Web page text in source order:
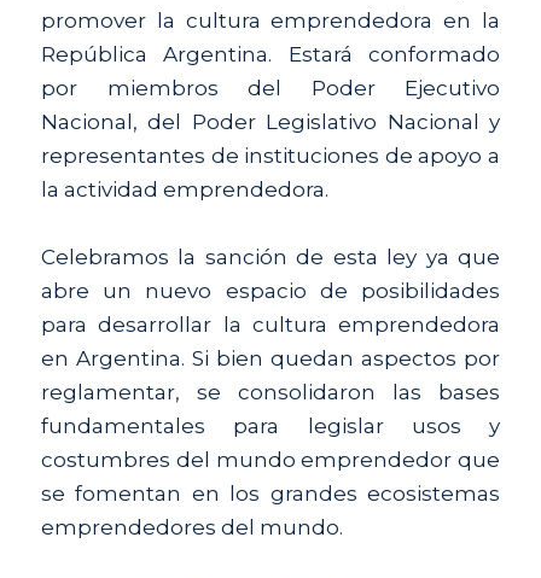
promover la cultura emprendedora en la
República Argentina. Estará conformado
por miembros del Poder Ejecutivo
Nacional, del Poder Legislativo Nacional y
representantes de instituciones de apoyo a
la actividad emprendedora.
Celebramos la sanción de esta ley ya que
abre un nuevo espacio de posibilidades
para desarrollar la cultura emprendedora
en Argentina. Si bien quedan aspectos por
reglamentar, se consolidaron las bases
fundamentales para legislar usos y
costumbres del mundo emprendedor que
se fomentan en los grandes ecosistemas
emprendedores del mundo.